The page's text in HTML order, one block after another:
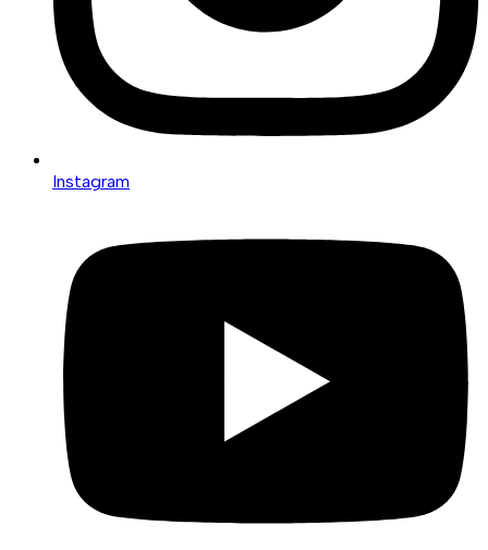
Instagram